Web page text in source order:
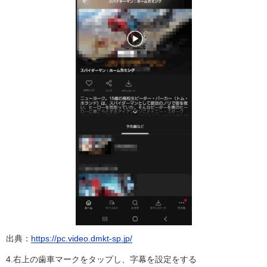
出典： https://pc.video.dmkt-sp.jp/
4.右上の歯車マークをタップし、字幕を設定をする